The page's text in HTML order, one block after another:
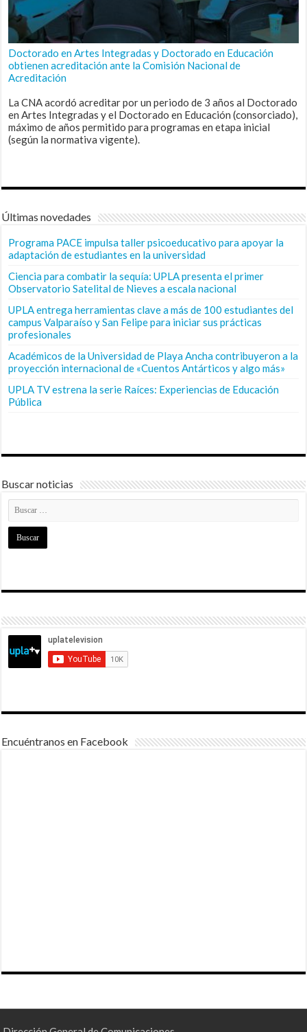
Doctorado en Artes Integradas y Doctorado en Educación
obtienen acreditación ante la Comisión Nacional de
Acreditación
La CNA acordó acreditar por un periodo de 3 años al Doctorado
en Artes Integradas y el Doctorado en Educación (consorciado),
máximo de años permitido para programas en etapa inicial
(según la normativa vigente).
Últimas novedades
Programa PACE impulsa taller psicoeducativo para apoyar la
adaptación de estudiantes en la universidad
Ciencia para combatir la sequía: UPLA presenta el primer
Observatorio Satelital de Nieves a escala nacional
UPLA entrega herramientas clave a más de 100 estudiantes del
campus Valparaíso y San Felipe para iniciar sus prácticas
profesionales
Académicos de la Universidad de Playa Ancha contribuyeron a la
proyección internacional de «Cuentos Antárticos y algo más»
UPLA TV estrena la serie Raíces: Experiencias de Educación
Pública
Buscar noticias
Encuéntranos en Facebook